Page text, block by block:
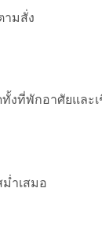
ามสั่ง
ที่พักอาศัยและ
ำเสมอ